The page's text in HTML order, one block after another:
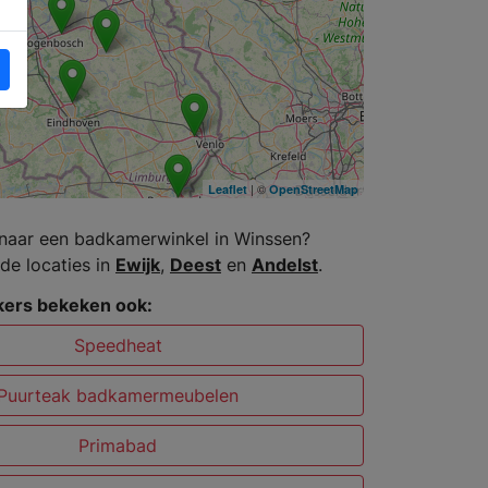
Leaflet| © OpenStreetMap
een badkamerwinkel in Winssen?
locaties in Ewijk, Deesten Andelst.
bekeken ook:
Speedheat
badkamermeubelen
Primabad